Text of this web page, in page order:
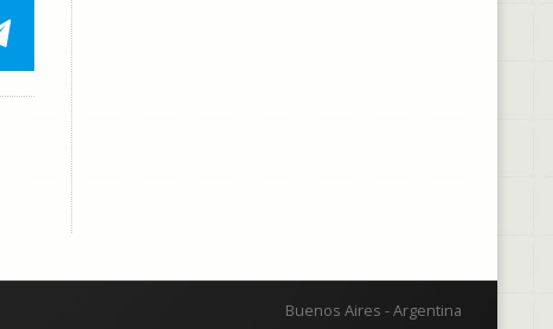
Buenos Aires - Argentina